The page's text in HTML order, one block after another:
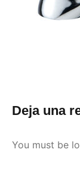
Deja una
You must be